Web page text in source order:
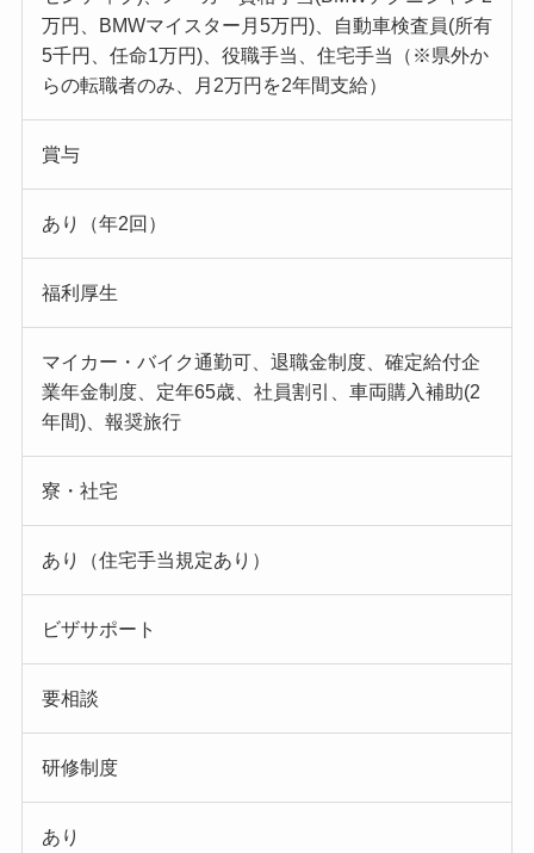
万円、BMWマイスター月5万円)、自動車検査員(所有
5千円、任命1万円)、役職手当、住宅手当（※県外か
らの転職者のみ、月2万円を2年間支給）
賞与
あり（年2回）
福利厚生
マイカー・バイク通勤可、退職金制度、確定給付企
業年金制度、定年65歳、社員割引、車両購入補助(2
年間)、報奨旅行
寮・社宅
あり（住宅手当規定あり）
ビザサポート
要相談
研修制度
あり